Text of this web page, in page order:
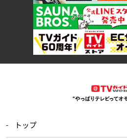
トップ